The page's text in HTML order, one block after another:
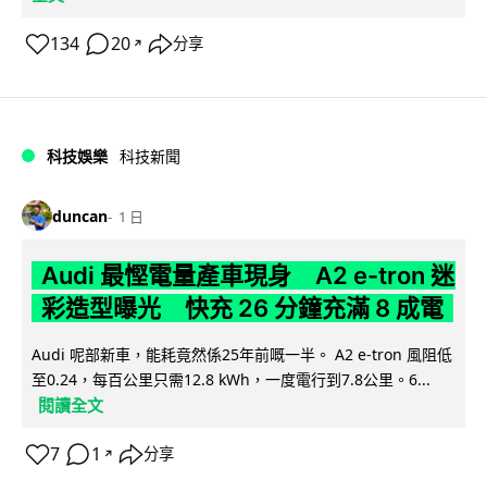
134 20 ↗ 分享
科技娛樂 科技新聞
duncan 1 日
Audi 最慳電量產車現身 A2 e-tron 迷
彩造型曝光 快充 26 分鐘充滿 8 成電
Audi 呢部新車，能耗竟然係25年前嘅一半。 A2 e-tron 風阻低
至0.24，每百公里只需12.8 kWh，一度電行到7.8公里。6...
閱讀全文
7 1 ↗ 分享